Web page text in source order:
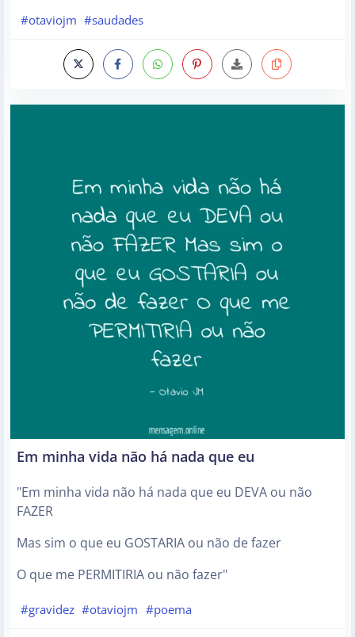
#otaviojm #saudades
Em minha vida não há nada que eu
"Em minha vida não há nada que eu DEVA ou não
FAZER
Mas sim o que eu GOSTARIA ou não de fazer
O que me PERMITIRIA ou não fazer"
#gravidez #otaviojm #poema